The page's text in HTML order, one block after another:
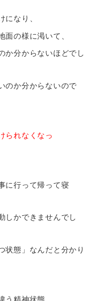
になり、
面の様に渇いて、
か分からないほどでし
のか分からないので
られなくなっ
に行って帰って寝
しかできませんでし
状態」なんだと分かり
う精神状態。